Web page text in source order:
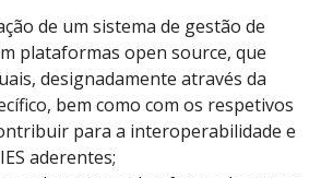
de um sistema de gestão de
plataformas open source, que
designadamente através da
bem como com os respetivos
para a interoperabilidade e
aderentes;